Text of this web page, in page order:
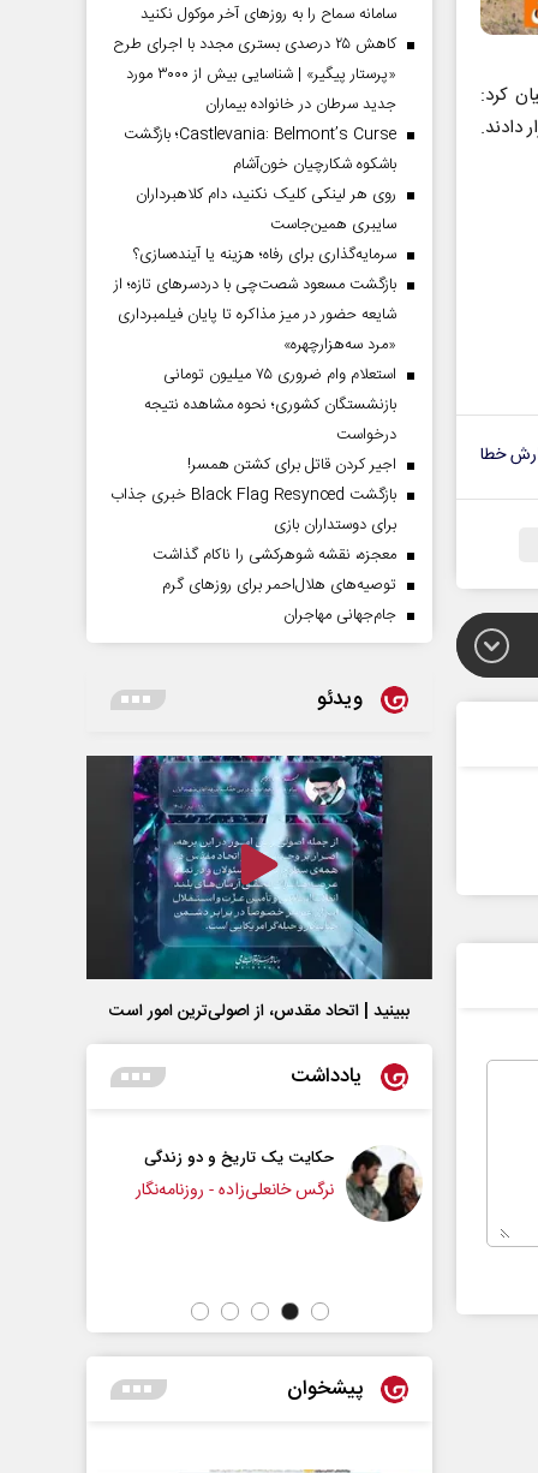
کرد:
دادند.
خطا
سامانه سماح را به روز‌های آخر موکول نکنید
کاهش ۲۵ درصدی بستری مجدد با اجرای طرح
«پرستار پیگیر» | شناسایی بیش از ۳۰۰۰ مورد
جدید سرطان در خانواده بیماران
Castlevania: Belmont’s Curse؛ بازگشت
باشکوه شکارچیان خون‌آشام
روی هر لینکی کلیک نکنید، دام کلاهبرداران
سایبری همین‌جاست
سرمایه‌گذاری برای رفاه؛ هزینه یا آینده‌سازی؟
بازگشت مسعود شصت‌چی با دردسر‌های تازه؛ از
شایعه حضور در میز مذاکره تا پایان فیلمبرداری
«مرد سه‌هزارچهره»
استعلام وام ضروری ۷۵ میلیون تومانی
بازنشستگان کشوری؛ نحوه مشاهده نتیجه
درخواست
اجیر کردن قاتل برای کشتن همسر!
بازگشت Black Flag Resynced خبری جذاب
برای دوستداران بازی
معجزه، نقشه شوهرکشی را ناکام گذاشت
توصیه‌های هلال‌احمر برای روز‌های گرم
جام‌جهانی مهاجران
ویدئو
ببینید | اتحاد مقدس، از اصولی‌ترین امور است
یادداشت
یک تاریخ و دو زندگی
- روزنامه‌نگار
چرایی عقب‌نشینی ترامپ؟
پیشخوان